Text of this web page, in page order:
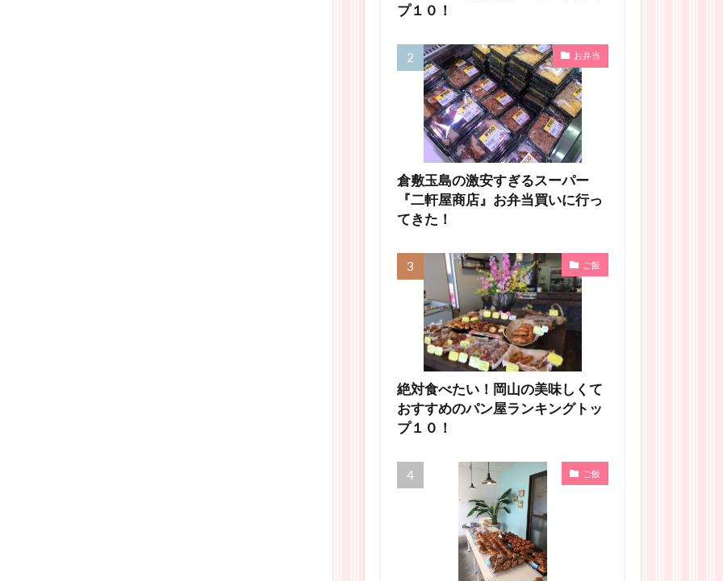
プ１０！
お弁当
倉敷玉島の激安すぎるスーパー
『二軒屋商店』お弁当買いに行っ
てきた！
ご飯
絶対食べたい！岡山の美味しくて
おすすめのパン屋ランキングトッ
プ１０！
ご飯